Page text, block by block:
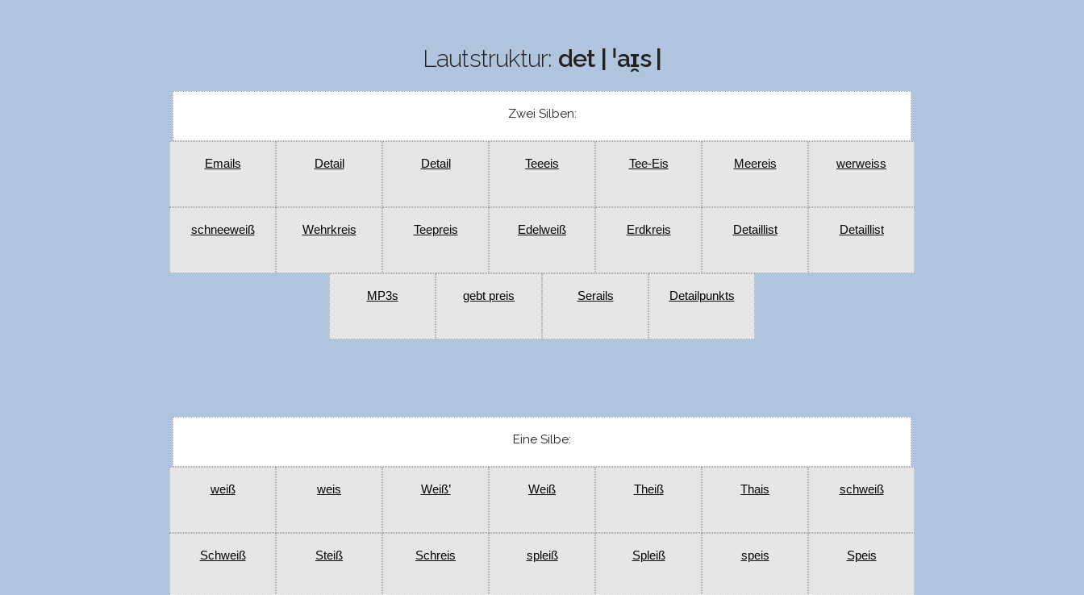
Lautstruktur: det | ˈaɪ̯s |
Zwei Silben:
Emails Detail Detail Teeeis Tee-Eis Meereis werweiss
schneeweiß Wehrkreis Teepreis Edelweiß Erdkreis Detaillist Detaillist
MP3s gebt preis Serails Detailpunkts
Eine Silbe:
weiß weis Weiß’ Weiß Theiß Thais schweiß
Schweiß Steiß Schreis spleiß Spleiß speis Speis